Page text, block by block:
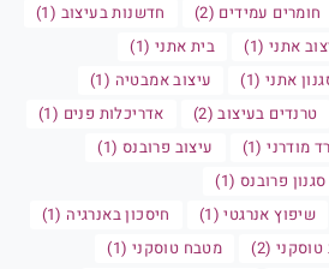
חומרים עמידים (2)
חדשנות בעיצוב (1)
אתני (1)
בית אתני (1)
אתני (1)
עיצוב אמבטיה (1)
טרנדים בעיצוב (2)
אדריכלות פנים (1)
מודרני (1)
עיצוב פרובנס (1)
סגנון פרובנס (1)
שיפוץ אנרגטי (1)
חיסכון באנרגיה (1)
(2)
מטבח טוסקני (1)